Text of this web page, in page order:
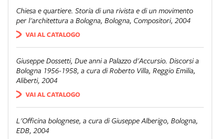
Chiesa e quartiere. Storia di una rivista e di un movimento
per l'architettura a Bologna, Bologna, Compositori, 2004
VAI AL CATALOGO
Giuseppe Dossetti, Due anni a Palazzo d'Accursio. Discorsi a
Bologna 1956-1958, a cura di Roberto Villa, Reggio Emilia,
Aliberti, 2004
VAI AL CATALOGO
L'Officina bolognese, a cura di Giuseppe Alberigo, Bologna,
EDB, 2004